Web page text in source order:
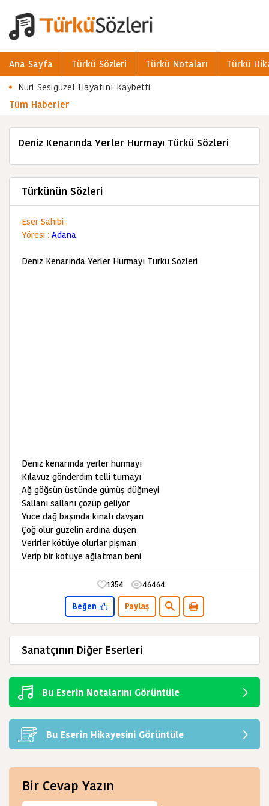
Ana Sayfa Türkü Sözleri Türkü Notaları
Türkü
Nuri Sesigüzel Hayatını Kaybetti
Tüm Haberler
Deniz Kenarında Yerler Hurmayı Türkü Sözleri
Türkünün Sözleri
Eser Sahibi :
Yöresi : Adana
Deniz Kenarında Yerler Hurmayı Türkü Sözleri
Deniz kenarında yerler hurmayı
Kılavuz gönderdim telli turnayı
Ağ göğsün üstünde gümüş düğmeyi
Sallanı sallanı çözüp geliyor
Yüce dağ başında kınalı davşan
Çoğ olur güzelin ardına düşen
Verirler kötüye olurlar pişman
Verip bir kötüye ağlatman beni
1354 46464
Beğen Paylaş
Sanatçının Diğer Eserleri
Bu Eserin Notalarını Görüntüle
Bu Eserin Hikayesini Görüntüle
Bir Cevap Yazın